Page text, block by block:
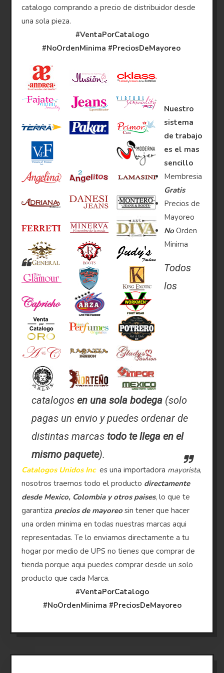
catalogo comprando a precio de distribuidor desde
una sola pieza.
#VentaPorCatalogo
#NoOrdenMinima #PreciosDeMayoreo
Nuestro
sistema
de trabajo
es el mas
sencillo
Membresia
Gratis
Precios de
Mayoreo
No Orden
Minima
Todos
los
catalogosen una sola bodega (solo
pagas un envio y puedes ordenar de
distintas marcas todo te llega en el
mismo paquete).
Catalogos Unidos Inc es una importadora mayorista,
nosotros traemos todo el producto directamente
desde Mexico, Colombia y otros paises, lo que te
garantizaprecios de mayoreo sin tener que hacer
una orden minima en todas nuestras marcas aqui
representadas. Te lo enviamos directamente a tu
hogar por medio de UPS no tienes que comprar de
tienda porque aqui puedes comprar desde un solo
producto que cada Marca.
#VentaPorCatalogo
#NoOrdenMinima #PreciosDeMayoreo